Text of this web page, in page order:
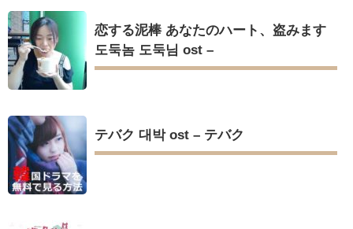
Powered by livedoor 相互RSS
Powered by livedoor 相互RSS
恋する泥棒 あなたのハート、盗みます
도둑놈 도둑님 ost –
テバク 대박 ost – テバク